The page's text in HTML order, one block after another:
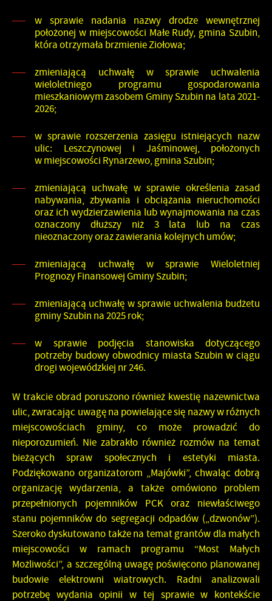
w sprawie nadania nazwy drodze wewnętrznej
położonej w miejscowości Małe Rudy, gmina Szubin,
która otrzymała brzmienie Ziołowa;
zmieniającą uchwałę w sprawie uchwalenia
wieloletniego programu gospodarowania
mieszkaniowym zasobem Gminy Szubin na lata 2021-
2026;
w sprawie rozszerzenia zasięgu istniejących nazw
ulic: Leszczynowej i Jaśminowej, położonych
w miejscowości Rynarzewo, gmina Szubin;
zmieniającą uchwałę w sprawie określenia zasad
nabywania, zbywania i obciążania nieruchomości
oraz ich wydzierżawienia lub wynajmowania na czas
oznaczony dłuższy niż 3 lata lub na czas
nieoznaczony oraz zawierania kolejnych umów;
zmieniającą uchwałę w sprawie Wieloletniej
Prognozy Finansowej Gminy Szubin;
zmieniającą uchwałę w sprawie uchwalenia budżetu
gminy Szubin na 2025 rok;
w sprawie podjęcia stanowiska dotyczącego
potrzeby budowy obwodnicy miasta Szubin w ciągu
drogi wojewódzkiej nr 246.
W trakcie obrad poruszono również kwestię nazewnictwa
ulic, zwracając uwagę na powielające się nazwy w różnych
miejscowościach gminy, co może prowadzić do
nieporozumień. Nie zabrakło również rozmów na temat
bieżących spraw społecznych i estetyki miasta.
Podziękowano organizatorom „Majówki”, chwaląc dobrą
organizację wydarzenia, a także omówiono problem
przepełnionych pojemników PCK oraz niewłaściwego
stanu pojemników do segregacji odpadów („dzwonów”).
Szeroko dyskutowano także na temat grantów dla małych
miejscowości w ramach programu “Most Małych
Możliwości”, a szczególną uwagę poświęcono planowanej
budowie elektrowni wiatrowych. Radni analizowali
potrzebę wydania opinii w tej sprawie w kontekście